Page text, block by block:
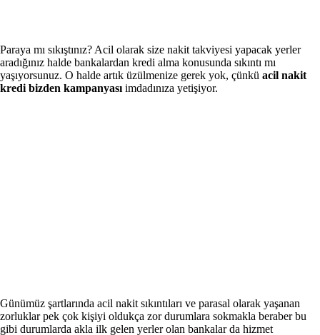
Paraya mı sıkıştınız? Acil olarak size nakit takviyesi yapacak yerler
aradığınız halde bankalardan kredi alma konusunda sıkıntı mı
yaşıyorsunuz. O halde artık üzülmenize gerek yok, çünkü acil nakit
kredi bizden kampanyası imdadınıza yetişiyor.
Günümüz şartlarında acil nakit sıkıntıları ve parasal olarak yaşanan
zorluklar pek çok kişiyi oldukça zor durumlara sokmakla beraber bu
gibi durumlarda akla ilk gelen yerler olan bankalar da hizmet